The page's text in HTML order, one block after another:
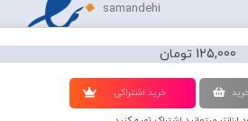
125,000 تومان
خريد اشتراکی
طرح برای مقاصد تجاری ممنوع و موجب پیگرد
سايت متعلق به شرکت دانش بنیان میهن طرح